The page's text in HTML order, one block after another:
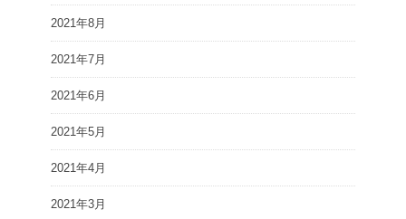
2021年8月
2021年7月
2021年6月
2021年5月
2021年4月
2021年3月